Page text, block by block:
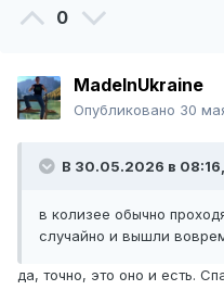
0
MadeInUkraine
Опубликовано 30
В 30.05.2026 в 08:16,
в колизее обычно
случайно и вышли
да, точно, это оно и есть.